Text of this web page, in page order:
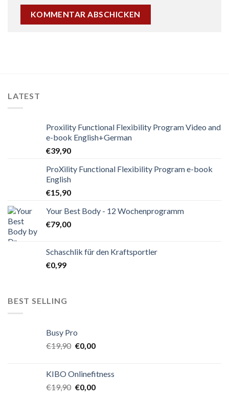
LATEST
Proxility Functional Flexibility Program Video and
e-book English+German
€39,90
ProXility Functional Flexibility Program e-book
English
€15,90
Your Best Body - 12 Wochenprogramm
€79,00
Schaschlik für den Kraftsportler
€0,99
BEST SELLING
Busy Pro
€19,90 €0,00
KIBO Onlinefitness
€19,90 €0,00